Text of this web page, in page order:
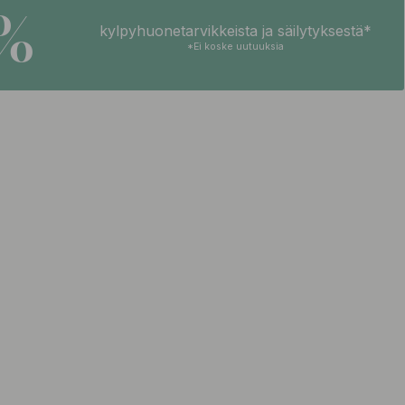
kylpyhuonetarvikkeista ja säilytyksestä*
*Ei koske uutuuksia